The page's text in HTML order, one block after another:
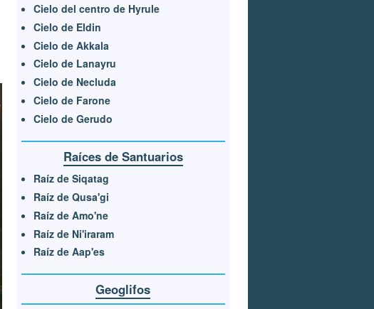
Cielo del centro de Hyrule
Cielo de Eldin
Cielo de Akkala
Cielo de Lanayru
Cielo de Necluda
Cielo de Farone
Cielo de Gerudo
Raíces de Santuarios
Raíz de Siqatag
Raíz de Qusa'gi
Raíz de Amo'ne
Raíz de Ni'iraram
Raíz de Aap'es
Geoglifos